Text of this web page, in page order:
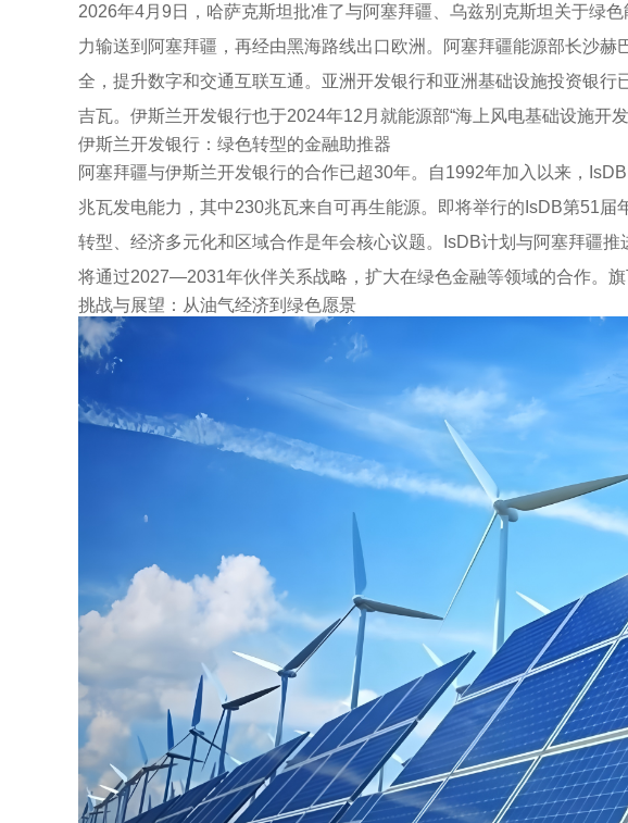
2026年4月9日，哈萨克斯坦批准了与阿塞拜疆、乌兹别克斯坦关于绿
力输送到阿塞拜疆，再经由黑海路线出口欧洲。阿塞拜疆能源部长沙
全，提升数字和交通互联互通。亚洲开发银行和亚洲基础设施投资银
吉瓦。伊斯兰开发银行也于2024年12月就能源部“海上风电基础设施开发
伊斯兰开发银行：绿色转型的金融助推器
阿塞拜疆与伊斯兰开发银行的合作已超30年。自1992年加入以来，
兆瓦发电能力，其中230兆瓦来自可再生能源。即将举行的IsDB第51
转型、经济多元化和区域合作是年会核心议题。IsDB计划与阿塞拜疆
将通过2027—2031年伙伴关系战略，扩大在绿色金融等领域的合作。
挑战与展望：从油气经济到绿色愿景